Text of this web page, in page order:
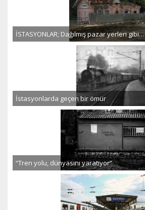
İSTASYONLAR; Dağılmış pazar yerleri gibi…
İstasyonlarda geçen bir ömür
“Tren yolu, dünyasını yaratıyor”